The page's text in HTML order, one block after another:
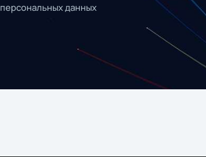
персональных данных